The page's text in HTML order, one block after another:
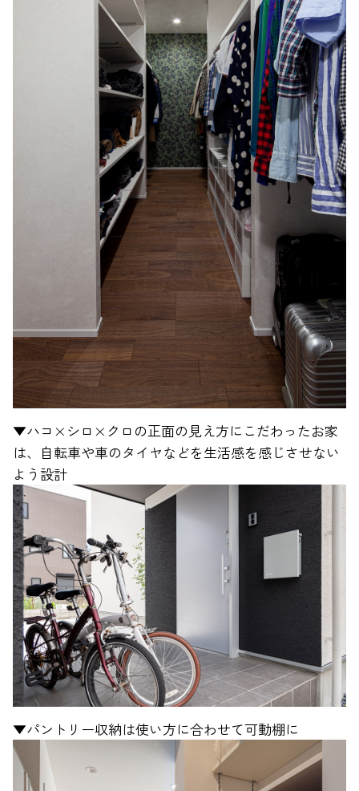
▼ハコ×シロ×クロの正面の見え方にこだわったお家
は、自転車や車のタイヤなどを生活感を感じさせない
よう設計
▼パントリー収納は使い方に合わせて可動棚に